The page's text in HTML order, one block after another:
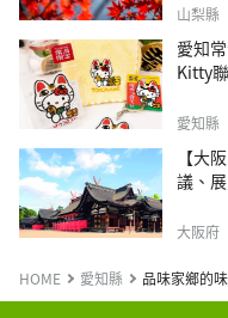
山梨縣
愛知
Kitty
愛知縣
【大
議、
大阪府
HOME 愛知縣 品味家鄉的